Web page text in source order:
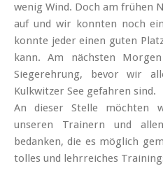
wenig Wind. Doch am frühen
auf und wir konnten noch
konnte jeder einen guten
kann. Am nächsten
Sieger­ehrung, bevor wir
Kulkwitzer See gefahren sind.
An dieser Stelle möchten
unseren Trainern und
bedanken, die es möglich
tolles und lehr­reiches